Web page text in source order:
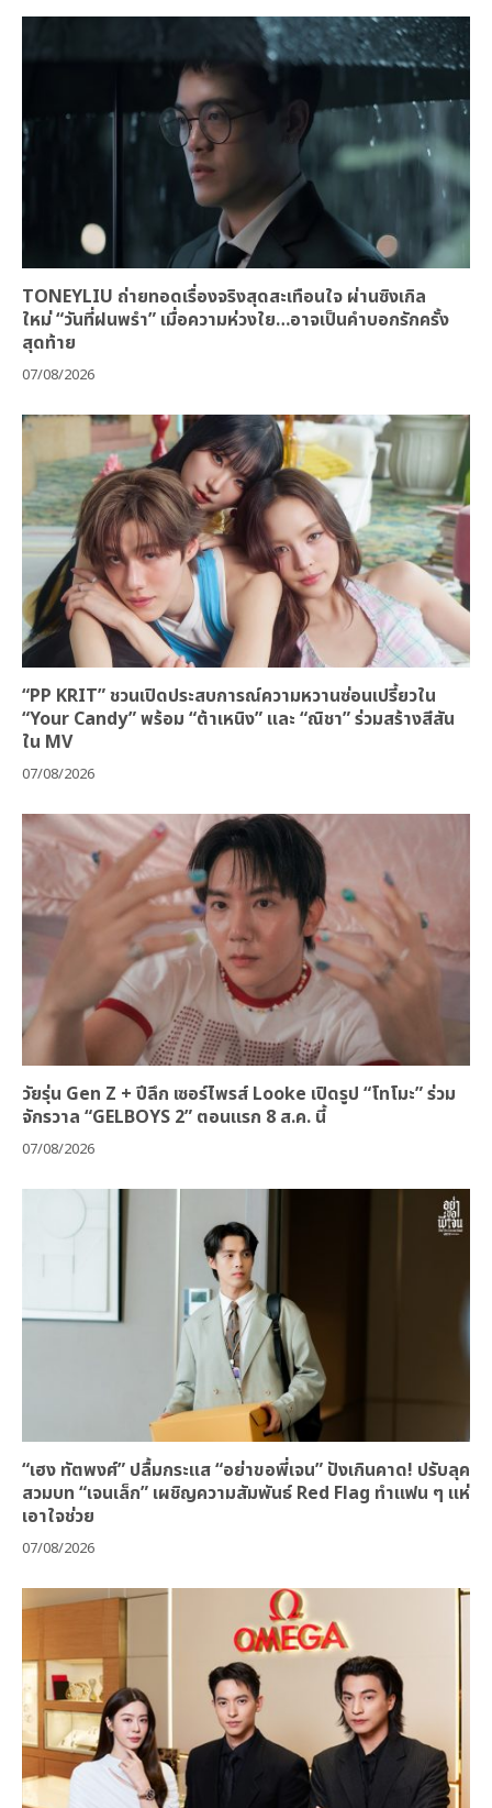
TONEYLIU ถ่ายทอดเรื่องจริงสุดสะเทือนใจ ผ่านซิงเกิล
ใหม่ “วันที่ฝนพรำ” เมื่อความห่วงใย…อาจเป็นคำบอกรักครั้ง
สุดท้าย
07/08/2026
“PP KRIT” ชวนเปิดประสบการณ์ความหวานซ่อนเปรี้ยวใน
“Your Candy” พร้อม “ต้าเหนิง” และ “ณิชา” ร่วมสร้างสีสัน
ใน MV
07/08/2026
วัยรุ่น Gen Z + ปีลึก เซอร์ไพรส์ Looke เปิดรูป “โทโมะ” ร่วม
จักรวาล “GELBOYS 2” ตอนแรก 8 ส.ค. นี้
07/08/2026
“เฮง ทัตพงศ์” ปลื้มกระแส “อย่าขอพี่เจน” ปังเกินคาด! ปรับลุค
สวมบท “เจนเล็ก” เผชิญความสัมพันธ์ Red Flag ทำแฟน ๆ แห่
เอาใจช่วย
07/08/2026